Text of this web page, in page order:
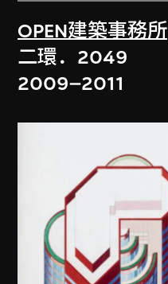
OPEN建築事務所
二環．2049
2009–2011